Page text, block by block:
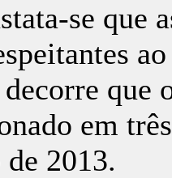
se que
que
em
2013.